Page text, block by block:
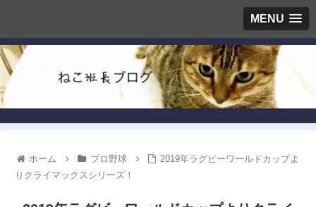
MENU
ホーム プロ野球
2019年ラグビーワールドカップよ
りクライマックスシリーズ！